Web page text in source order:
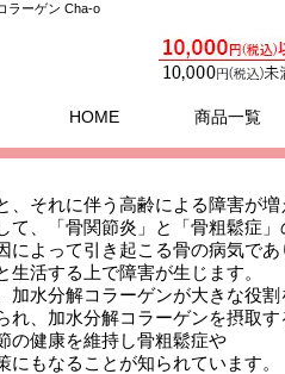
ラーゲン Cha-o
HOME 商品一覧
、それに伴う高齢による障害が増
て、「骨関節炎」と「骨粗鬆症」
によって引き起こる骨の病気であ
生活する上で障害が生じます。
加水分解コラーゲンが大きな役割
れ、加水分解コラーゲンを摂取す
の健康を維持し骨粗鬆症や
にもなることが知られています。